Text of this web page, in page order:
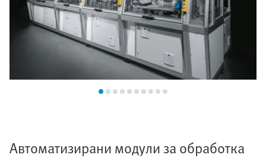
Автоматизирани модули за обработка